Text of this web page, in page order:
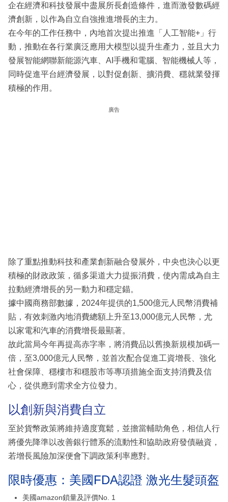
企在經濟和科技發展中盡展所長創造條件，進而激發數碼經
濟創新，以作為自立自強推進增長的主力。
在今年的工作任務中，內地首次提出推進「人工智能+」行
動，推動在各行業廣泛應用大模型以提升生產力，並且大力
發展智能網聯新能源汽車、AI手機和電腦、智能機械人等，
同時促進平台經濟發展，以對促創新、擴消費、穩就業發揮
積極的作用。
廣告
除了重點推動科技和產業創新融合發展外，中央也決心以更
積極的財政政策，循多渠道大力提振消費，使內需成為自主
拉動經濟增長的另一動力和穩定錨。
據中國商務部數據，2024年提供的1,500億元人民幣消費補
貼，有效刺激內地消費總額上升至13,000億元人民幣，尤
以家電和汽車的消費增長最顯著。
故此當局今年再提高赤字率，將消費品以舊換新規模加碼一
倍，至3,000億元人民幣，並首次配合促進工資增長、強化
社會保障、穩樓市和穩股市等專項措施全面支持消費及信
心，從供應到需求全方位發力。
以創新與消費自立
至於貨幣政策將維持適度寬鬆，並擔當輔助角色，相信人行
將優先降準以改善銀行體系的流動性和協助政府發債融資，
若增長風險加深便會下調政策利率應對。
限時優惠：美國FDA認證 激光生髮頭盔
美國amazon鎖量及評價No. 1